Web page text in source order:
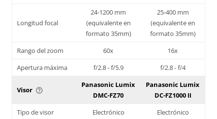
Longitud focal
24-1200 mm
(equivalente en
formato 35mm)
25-400 mm
(equivalente en
formato 35mm)
Rango del zoom
60x
16x
Apertura máxima
f/2.8 - f/5.9 f/2.8 - f/4
Visor help_outline
Panasonic Lumix
DMC-FZ70
Panasonic Lumix
DC-FZ1000 II
Tipo de visor
Electrónico
Electrónico